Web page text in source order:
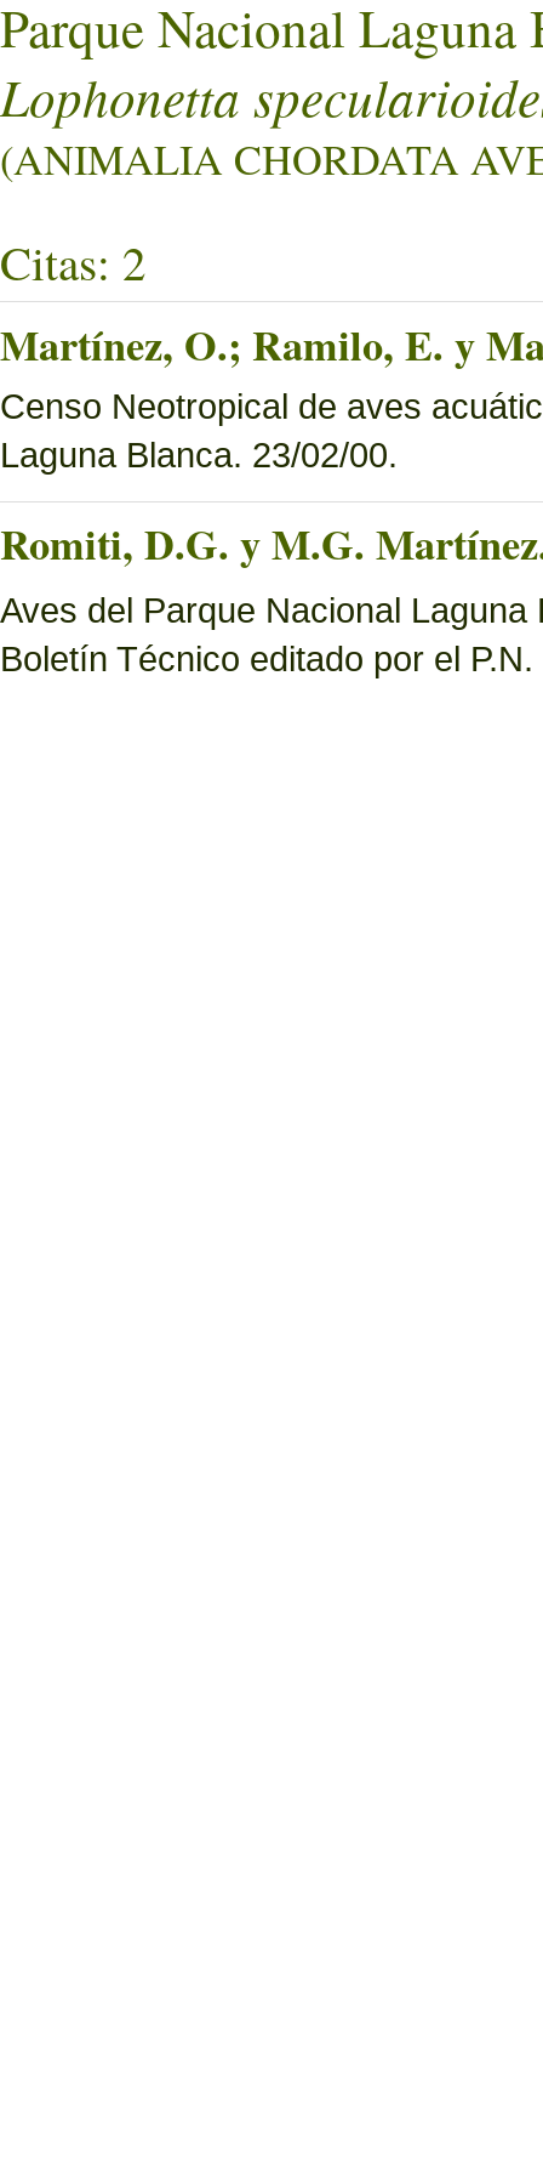
Parque Nacional Laguna
Lophonetta
(ANIMALIA CHORDATA
Citas: 2
Martínez, O.; Ramilo, E. y
Censo Neotropical de aves
Laguna Blanca. 23/02/00.
Romiti, D.G. y M.G.
Aves del Parque Nacional
Boletín Técnico editado por el